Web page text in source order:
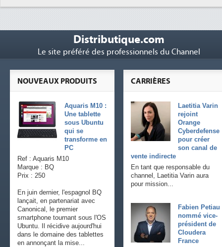
Distributique.com
Le site préféré des professionnels du Channel
CARRIÈRES
Laetitia Varin
rejoint
Orange
Cyberdefense
pour créer
son canal de
vente indirecte
En tant que responsable du
channel, Laetitia Varin aura
pour mission...
Fabien Petiau
nommé vice-
président de
Cloudera
France
NOUVEAUX PRODUITS
Aquaris M10 :
Une tablette
sous Ubuntu
qui se
transforme en
PC
Ref : Aquaris M10
Marque : BQ
Prix : 250
En juin dernier, l'espagnol BQ
lançait, en partenariat avec
Canonical, le premier
smartphone tournant sous l'OS
Ubuntu. Il récidive aujourd'hui
dans le domaine des tablettes
en annonçant la mise...